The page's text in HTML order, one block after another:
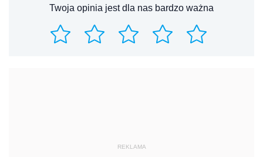
Twoja opinia jest dla nas bardzo ważna
REKLAMA